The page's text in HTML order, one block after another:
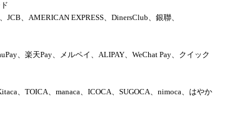
JCB、AMERICAN EXPRESS、DinersClub、銀聯、
、楽天Pay、メルペイ、ALIPAY、WeChat Pay、クイック
、TOICA、manaca、ICOCA、SUGOCA、nimoca、はやか